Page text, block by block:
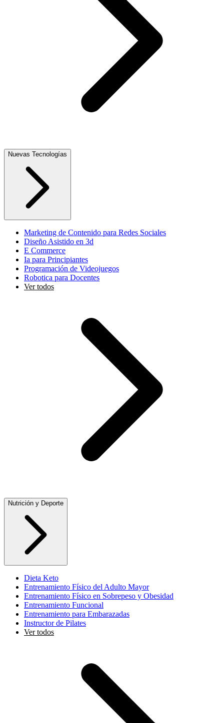
Nuevas Tecnologías
Marketing de Contenido para Redes Sociales
Diseño Asistido en 3d
E Commerce
Ia para Principiantes
Programación de Videojuegos
Robotica para Docentes
Ver todos
Nutrición y Deporte
Dieta Keto
Entrenamiento Físico del Adulto Mayor
Entrenamiento Físico en Sobrepeso y Obesidad
Entrenamiento Funcional
Entrenamiento para Embarazadas
Instructor de Pilates
Ver todos